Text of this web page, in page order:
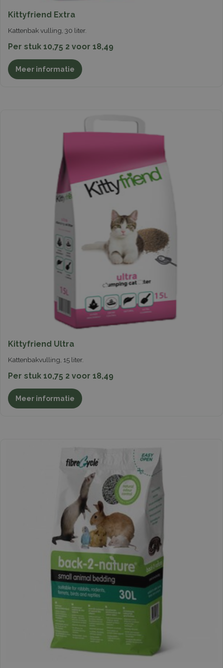
Kittyfriend Extra
Kattenbak vulling, 30 liter.
Per stuk 10,75 2 voor 18,49
Meer informatie
Kittyfriend Ultra
Kattenbakvulling, 15 liter.
Per stuk 10,75 2 voor 18,49
Meer informatie